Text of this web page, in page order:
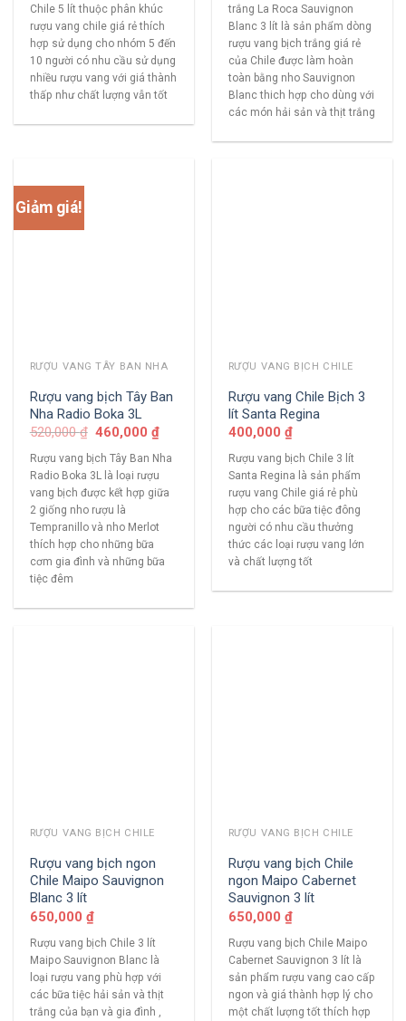
Chile 5 lít thuộc phân khúc
rượu vang chile giá rẻ thích
hợp sử dụng cho nhóm 5 đến
10 người có nhu cầu sử dụng
nhiều rượu vang với giá thành
thấp như chất lượng vẫn tốt
trắng La Roca Sauvignon
Blanc 3 lít là sản phẩm dòng
rượu vang bịch trắng giá rẻ
của Chile được làm hoàn
toàn bằng nho Sauvignon
Blanc thich hợp cho dùng với
các món hải sản và thịt trắng
Giảm giá!
RƯỢU VANG TÂY BAN NHA
Rượu vang bịch Tây Ban
Nha Radio Boka 3L
520,000₫ 460,000₫
Rượu vang bịch Tây Ban Nha
Radio Boka 3L là loại rượu
vang bịch được kết hợp giữa
2 giống nho rượu là
Tempranillo và nho Merlot
thích hợp cho những bữa
cơm gia đình và những bữa
tiệc đêm
RƯỢU VANG BỊCH CHILE
Rượu vang Chile Bịch 3
lít Santa Regina
400,000 ₫
Rượu vang bịch Chile 3 lít
Santa Regina là sản phẩm
rượu vang Chile giá rẻ phù
hợp cho các bữa tiệc đông
người có nhu cầu thưởng
thức các loại rượu vang lớn
và chất lượng tốt
RƯỢU VANG BỊCH CHILE
Rượu vang bịch ngon
Chile Maipo Sauvignon
Blanc 3 lít
650,000 ₫
Rượu vang bịch Chile 3 lít
Maipo Sauvignon Blanc là
loại rượu vang phù hợp với
các bữa tiệc hải sản và thịt
trắng của bạn và gia đình ,
RƯỢU VANG BỊCH CHILE
Rượu vang bịch Chile
ngon Maipo Cabernet
Sauvignon 3 lít
650,000 ₫
Rượu vang bịch Chile Maipo
Cabernet Sauvignon 3 lít là
sản phẩm rượu vang cao cấp
ngon và giá thành hợp lý cho
một chất lượng tốt thích hợp